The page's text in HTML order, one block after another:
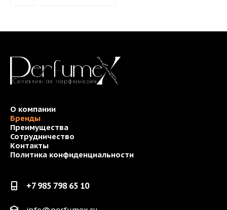
О компании
Бренды
Преимущества
Сотрудничество
Контакты
Политика конфиденциальности
+7 985 798 65 10